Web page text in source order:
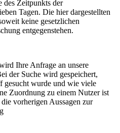
des Zeitpunkts der
Tagen. Die hier dargestellten
keine gesetzlichen
entgegenstehen.
Ihre Anfrage an unsere
der Suche wird gespeichert,
gesucht wurde und wie viele
Zuordnung zu einem Nutzer ist
vorherigen Aussagen zur